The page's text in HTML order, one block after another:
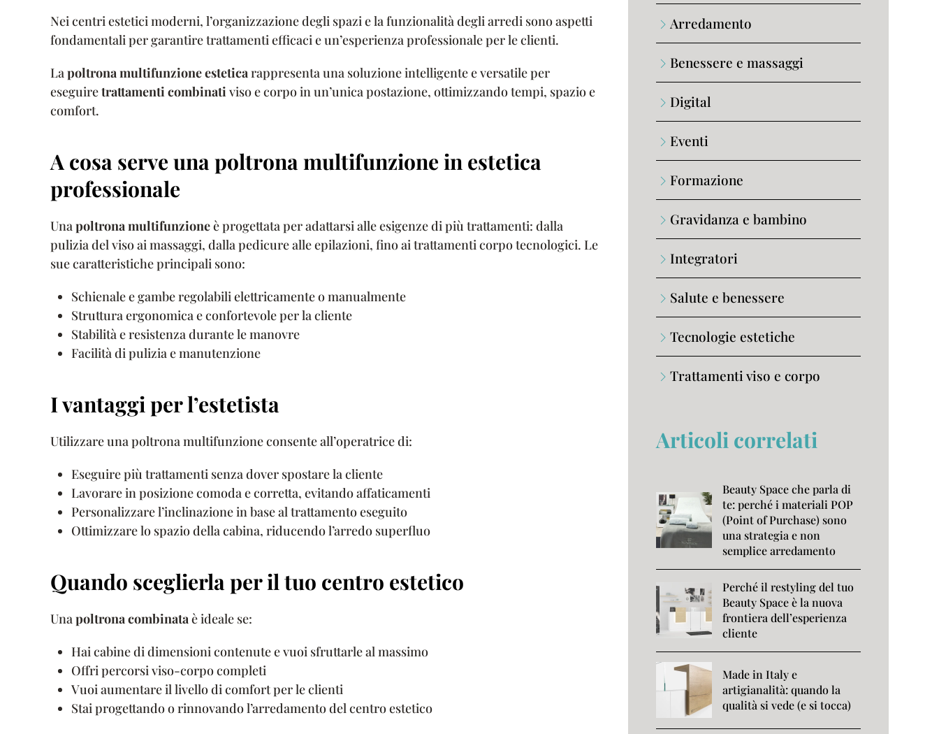
Nei centri estetici moderni, l’organizzazione degli spazi e la funzionalità degli arredi sono aspetti
fondamentali per garantire trattamenti efficaci e un’esperienza professionale per le clienti.
Lapoltrona multifunzione esteticarappresenta una soluzione intelligente e versatile per
eseguiretrattamenti combinativiso e corpo in un’unica postazione, ottimizzando tempi, spazio e
comfort.
A cosa serve una poltrona multifunzione in estetica
professionale
Unapoltrona multifunzioneè progettata per adattarsi alle esigenze di più trattamenti: dalla
pulizia del viso ai massaggi, dalla pedicure alle epilazioni, fino ai trattamenti corpo tecnologici. Le
sue caratteristiche principali sono:
Schienale e gambe regolabili elettricamente o manualmente
Struttura ergonomica e confortevole per la cliente
Stabilità e resistenza durante le manovre
Facilità di pulizia e manutenzione
I vantaggi per l’estetista
Utilizzare una poltrona multifunzione consente all’operatrice di:
Eseguire più trattamenti senza dover spostare la cliente
Lavorare in posizione comoda e corretta, evitando affaticamenti
Personalizzare l’inclinazione in base al trattamento eseguito
Ottimizzare lo spazio della cabina, riducendo l’arredo superfluo
Quando sceglierla per il tuo centro estetico
Unapoltrona combinataè ideale se:
Hai cabine di dimensioni contenute e vuoi sfruttarle al massimo
Offri percorsi viso-corpo completi
Vuoi aumentare il livello di comfort per le clienti
Stai progettando o rinnovando l’arredamento del centro estetico
Arredamento
Benessere e massaggi
Digital
Eventi
Formazione
Gravidanza e bambino
Integratori
Salute e benessere
Tecnologie estetiche
Trattamenti viso e corpo
Articoli correlati
Beauty Space che parla di
te: perché i materiali POP
(Point of Purchase) sono
una strategia e non
semplice arredamento
Perché il restyling del tuo
Beauty Space è la nuova
frontiera dell’esperienza
cliente
Made in Italy e
artigianalità: quando la
qualità si vede (e si tocca)